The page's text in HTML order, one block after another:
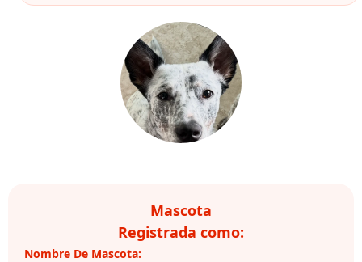
Mascota
Registrada como:
Nombre De Mascota: